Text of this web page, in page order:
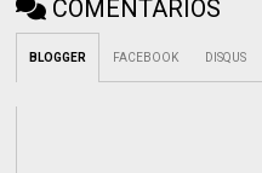
COMENTÁRIOS
BLOGGER FACEBOOK DISQUS